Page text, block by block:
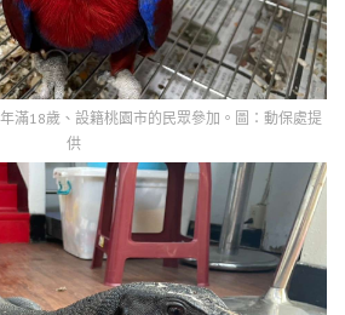
滿18歲、設籍桃園市的民眾參加。圖：動保處提
供